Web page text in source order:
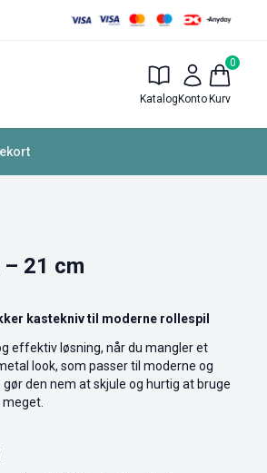
Katalog Konto
0
Kurv
21 cm
kastekniv til moderne rollespil
effektiv løsning, når du mangler et
look, som passer til moderne og
den nem at skjule og hurtig at bruge